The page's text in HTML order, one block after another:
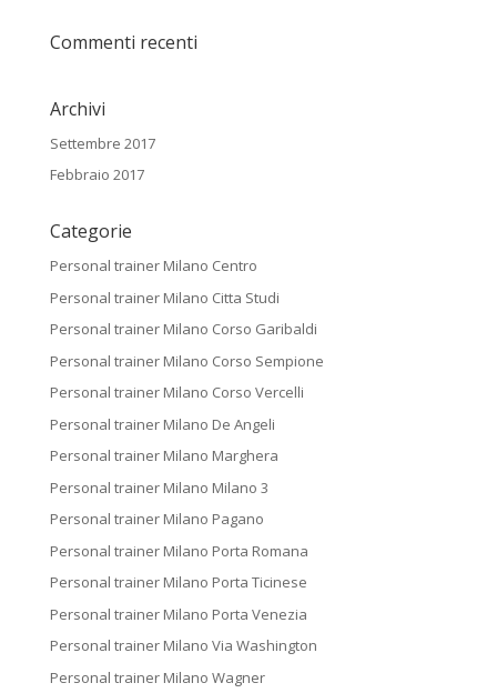
Commenti recenti
Archivi
Settembre 2017
Febbraio 2017
Categorie
Personal trainer Milano Centro
Personal trainer Milano Citta Studi
Personal trainer Milano Corso Garibaldi
Personal trainer Milano Corso Sempione
Personal trainer Milano Corso Vercelli
Personal trainer Milano De Angeli
Personal trainer Milano Marghera
Personal trainer Milano Milano 3
Personal trainer Milano Pagano
Personal trainer Milano Porta Romana
Personal trainer Milano Porta Ticinese
Personal trainer Milano Porta Venezia
Personal trainer Milano Via Washington
Personal trainer Milano Wagner